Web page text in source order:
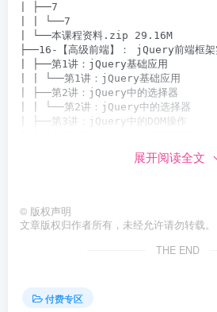
| ├──7
| | └──7
| └──本课程资料.zip 29.16M
├──16-【高级前端】： jQuery前端框架
| ├──第1讲：jQuery基础应用
| | └──第1讲：jQuery基础应用
| ├──第2讲：jQuery中的选择器
| | └──第2讲：jQuery中的选择器
| ├──第3讲：jQuery中的DOM操作
| ├──第4讲：jQuery中的事件与动画
| | └──第4讲：jQuery中的事件与动画
| └──课程资料.zip 5.88M
├──17-【高级编程】： ASP.NET与
| | ├──1.课程前沿.mp4 30.08M
| | ├──3.基于委托和事件开发高级查询
| | └──4.实现非压缩文件的下载.mp4
展开阅读全文
© 版权声明
文章版权归作者所有，未经允许请勿转载。
THE END
付费专区